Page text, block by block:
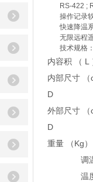
RS-422 ;
操作记录
快速降温
无限远程遥
技术规格
内容积 （ L
内部尺寸
D
外部尺寸
D
重量 （Kg）
调
温